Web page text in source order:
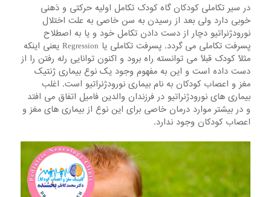
در سیر تکاملی کودکان گاه کودک تکامل اولیه حرکتی و ذهنی
خوبی دارد ولی بعد از رسیدن به سن خاصی به علت اختلال
نورودژنراتیو دچار از دست دادن تکامل خود و یا به اصطلاح
پسرفت تکاملی می گردد. پسرفت تکاملی یا Regression یعنی اینکه
مثلاً کودک قبلاً می توانسته راه برود و اکنون توانایی رله رفتن را از
دست داده است و این به مفهوم وجود یک نوع بیماری ژنتیک
مغز و اعصاب کودکان به نام بیماری نورودژنراتیو است. اغلب
بیماری های نورودژنراتیو در فرزندان والدین فامیل اتفاق می افتد
و در بیشتر موارد درمان خاصی برای این نوع از بیماری های مغز و
اعصاب کودکان وجود ندارد.